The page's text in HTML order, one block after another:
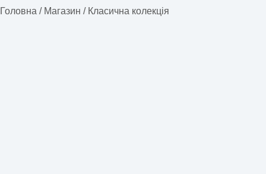
Головна / Магазин / Класична колекція